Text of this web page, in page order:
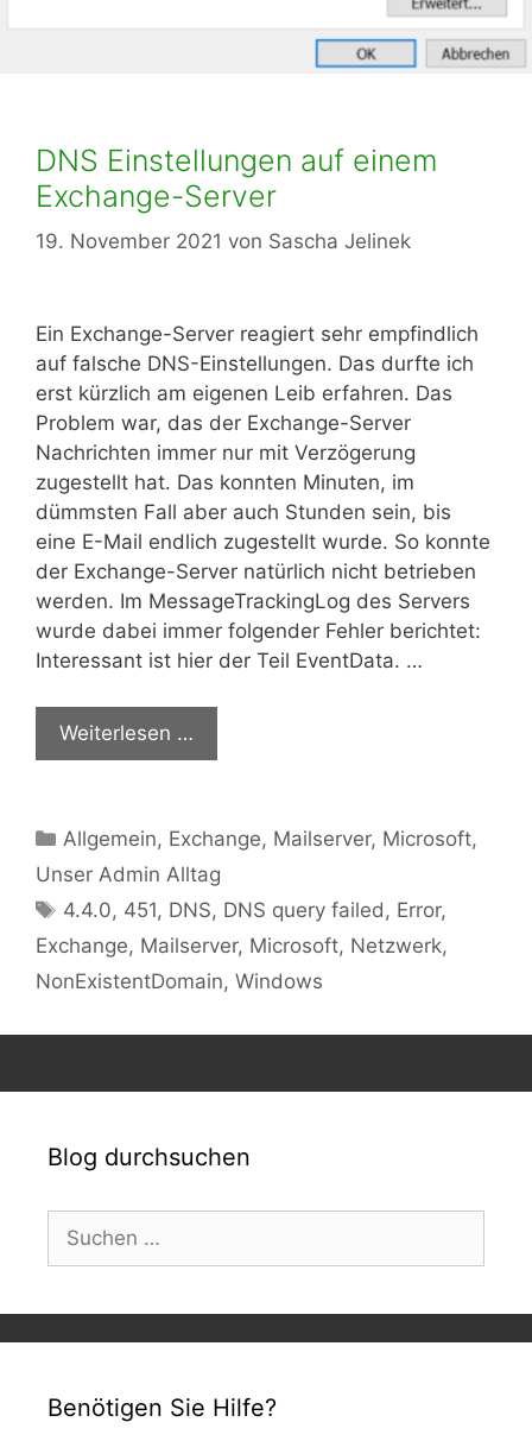
DNS Einstellungen auf einem
Exchange-Server
19. November 2021 von Sascha Jelinek
Ein Exchange-Server reagiert sehr empfindlich
auf falsche DNS-Einstellungen. Das durfte ich
erst kürzlich am eigenen Leib erfahren. Das
Problem war, das der Exchange-Server
Nachrichten immer nur mit Verzögerung
zugestellt hat. Das konnten Minuten, im
dümmsten Fall aber auch Stunden sein, bis
eine E-Mail endlich zugestellt wurde. So konnte
der Exchange-Server natürlich nicht betrieben
werden. Im MessageTrackingLog des Servers
wurde dabei immer folgender Fehler berichtet:
Interessant ist hier der Teil EventData. …
Weiterlesen …
Kategorien
Allgemein, Exchange, Mailserver, Microsoft,
Unser Admin Alltag
Schlagwörter
4.4.0, 451, DNS, DNS query failed , Error,
Exchange, Mailserver, Microsoft, Netzwerk,
NonExistentDomain, Windows
Blog durchsuchen
nach:
Benötigen Sie Hilfe?